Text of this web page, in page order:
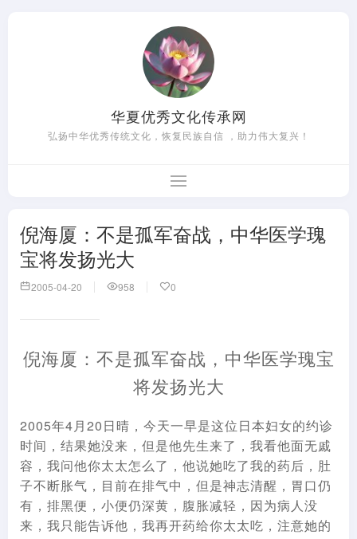
华夏优秀文化传承网
弘扬中华优秀传统文化，恢复民族自信 ，助力伟大复兴！
倪海厦：不是孤军奋战，中华医学瑰
宝将发扬光大
2005-04-20 958 0
倪海厦：不是孤军奋战，中华医学瑰宝
将发扬光大
2005年4月20日晴，今天一早是这位日本妇女的约诊
时间，结果她没来，但是他先生来了，我看他面无戚
容，我问他你太太怎么了，他说她吃了我的药后，肚
子不断胀气，目前在排气中，但是神志清醒，胃口仍
有，排黑便，小便仍深黄，腹胀减轻，因为病人没
来，我只能告诉他，我再开药给你太太吃，注意她的